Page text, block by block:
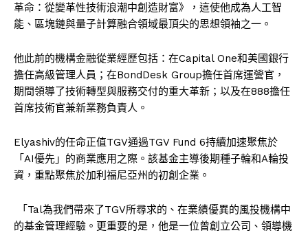
革命：從變革性技術浪潮中創造財富》，這使他成為人工智
能、區塊鏈與量子計算融合領域最頂尖的思想領袖之一。
他此前的機構金融從業經歷包括：在Capital One和美國銀行
擔任高級管理人員；在BondDesk Group擔任首席運營官，
期間領導了技術轉型與服務交付的重大革新；以及在888擔任
首席技術官兼新業務負責人。
Elyashiv的任命正值TGV通過TGV Fund 6持續加速聚焦於
「AI優先」的商業應用之際。該基金主導後期種子輪和A輪投
資，重點聚焦於加利福尼亞州的初創企業。
「Tal為我們帶來了TGV所尋求的、在業績優異的風投機構中
的基金管理經驗。更重要的是，他是一位曾創立公司、領導機